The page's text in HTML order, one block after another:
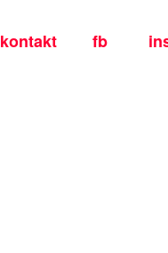
kontakt fb